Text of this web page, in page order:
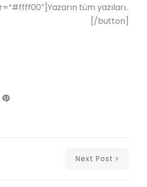
tüm yazıları..
[/button]
Next Post